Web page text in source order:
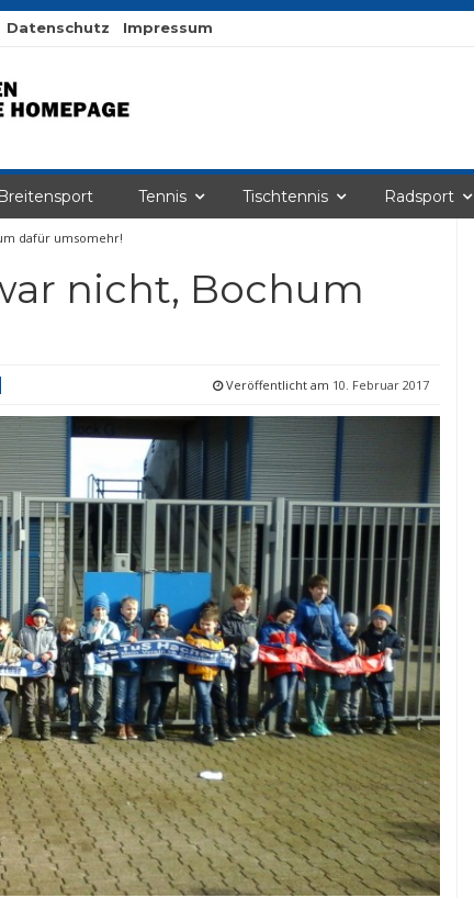
Datenschutz Impressum
Breitensport Tennis Tischtennis Radsport
dafür umsomehr!
nicht, Bochum
Veröffentlicht am 10. Februar 2017